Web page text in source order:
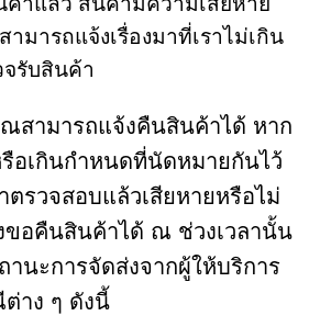
ามารถแจ้งเรื่องมาที่เราไม่เกิน
จรับสินค้า
สามารถแจ้งคืนสินค้าได้ หาก
อเกินกำหนดที่นัดหมายกันไว้
รวจสอบแล้วเสียหายหรือไม่
ขอคืนสินค้าได้ ณ ช่วงเวลานั้น
นะการจัดส่งจากผู้ให้บริการ
าง ๆ ดังนี้